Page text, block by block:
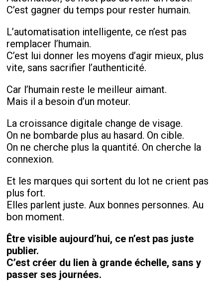
C’est gagner du temps pour rester humain.
L’automatisation intelligente, ce n’est pas
remplacer l’humain.
C’est lui donner les moyens d’agir mieux, plus
vite, sans sacrifier l’authenticité.
Car l’humain reste le meilleur aimant.
Mais il a besoin d’un moteur.
La croissance digitale change de visage.
On ne bombarde plus au hasard. On cible.
On ne cherche plus la quantité. On cherche la
connexion.
Et les marques qui sortent du lot ne crient pas
plus fort.
Elles parlent juste. Aux bonnes personnes. Au
bon moment.
Être visible aujourd’hui, ce n’est pas juste
publier.
C’est créer du lien à grande échelle, sans y
passer ses journées.